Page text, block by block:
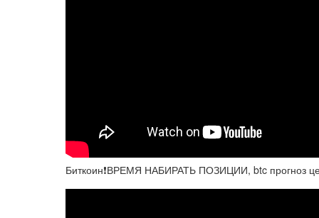
Биткоин❗️ВРЕМЯ НАБИРАТЬ ПОЗИЦИИ, btc прогноз